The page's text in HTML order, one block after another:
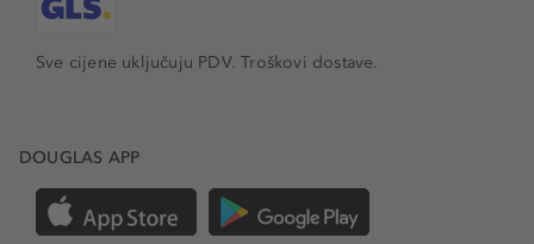
Sve cijene uključuju PDV.Troškovi dostave.
DOUGLAS APP